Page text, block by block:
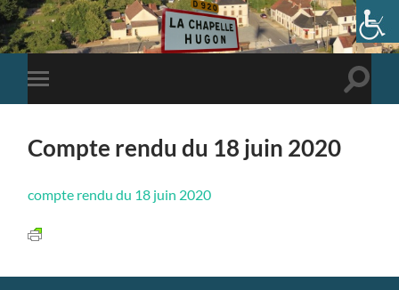
Toggle
mobile
Toggle
Compte rendu du 18 juin 2020
compte rendu du 18 juin 2020